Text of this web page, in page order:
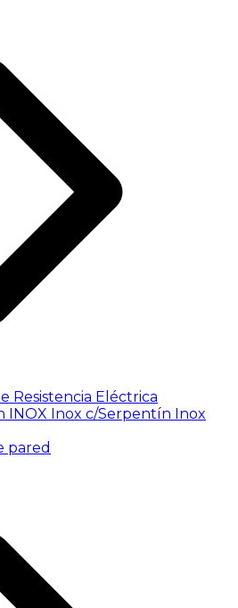
Resistencia Eléctrica
INOX Inox c/Serpentín Inox
pared